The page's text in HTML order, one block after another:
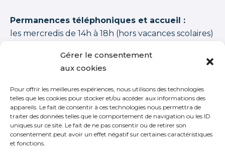
Gérer le consentement
aux cookies
Pour offrir les meilleures expériences, nous utilisons des technologies
telles que les cookies pour stocker et/ou accéder aux informations des
appareils. Le fait de consentir à ces technologies nous permettra de
traiter des données telles que le comportement de navigation ou les ID
uniques sur ce site. Le fait de ne pas consentir ou de retirer son
consentement peut avoir un effet négatif sur certaines caractéristiques
et fonctions.
Permanences téléphoniques et accueil :
les mercredis de 14h à 18h (hors vacances scolaires)
1350 APPRENANTS DISTINCTS 2015–2026 (cycles + stages
+ journées thématiques + journées initiation) .
S’inscrire à notre newsletter